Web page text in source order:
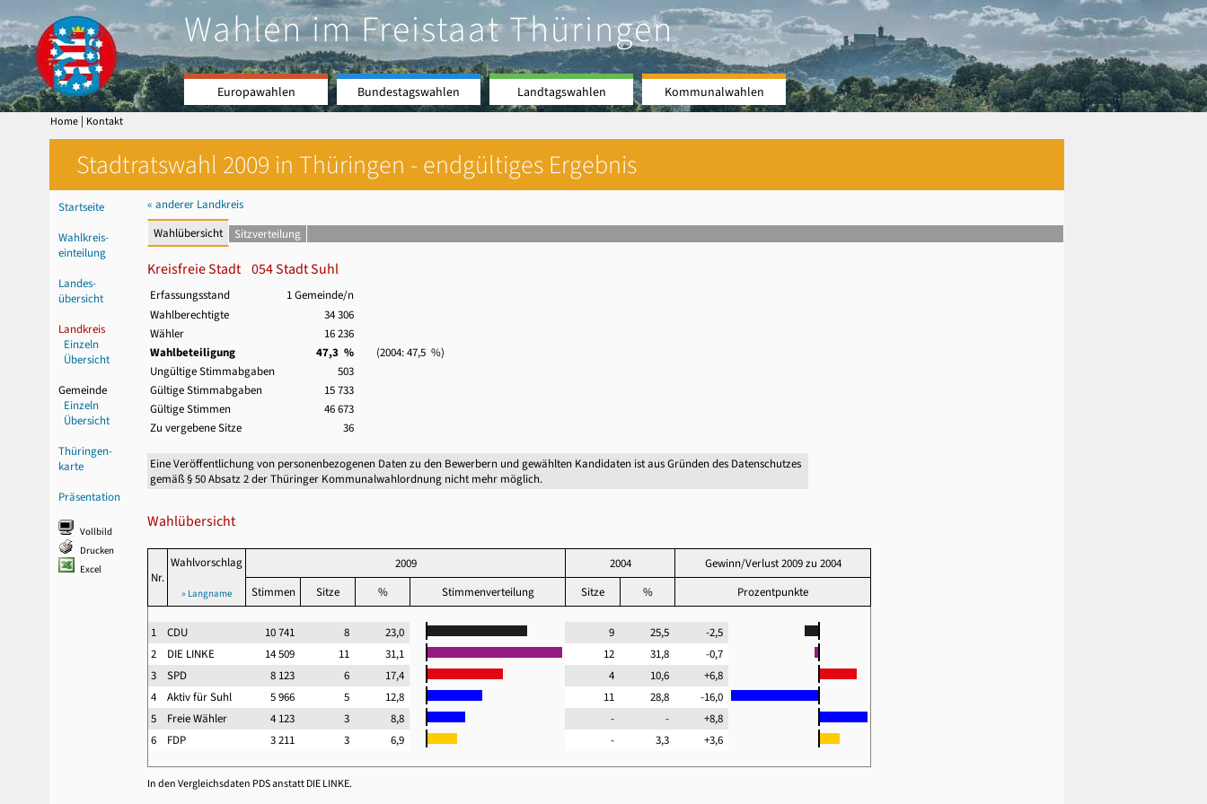
Wahlen im Freistaat Thüringen
Europawahlen Bundestagswahlen Landtagswahlen Kommunalwahlen
Home | Kontakt
Stadtratswahl 2009 in Thüringen - endgültiges Ergebnis
Startseite
Wahlkreis-
einteilung
Landes-
übersicht
Landkreis
Einzeln
Übersicht
Gemeinde
Einzeln
Übersicht
Thüringen-
karte
Präsentation
Vollbild
Drucken
Excel
« anderer Landkreis
Wahlübersicht
Sitzverteilung
Kreisfreie Stadt 054 Stadt Suhl
Erfassungsstand
1 Gemeinde/n
Wahlberechtigte
34 306
Wähler
16 236
Wahlbeteiligung
47,3 %
(2004: 47,5 %)
Ungültige Stimmabgaben
503
Gültige Stimmabgaben
15 733
Gültige Stimmen
46 673
Zu vergebene Sitze
36
Eine Veröffentlichung von personenbezogenen Daten zu den Bewerbern und gewählten Kandidaten ist aus Gründen des Datenschutzes
gemäß § 50 Absatz 2 der Thüringer Kommunalwahlordnung nicht mehr möglich.
Wahlübersicht
Nr.
Wahlvorschlag
» Langname
2009 2004
Gewinn/Verlust 2009 zu 2004
Stimmen
Sitze % Stimmenverteilung Sitze % Prozentpunkte
1 CDU 10 741 8 23,0 9 25,5
-2,5
2 DIE LINKE 14 509 11 31,1 12 31,8
-0,7
3 SPD 8 123 6 17,4 4 10,6
+6,8
4 Aktiv für Suhl 5 966 5 12,8 11 28,8
-16,0
5 Freie Wähler 4 123 3 8,8 - -
+8,8
6 FDP 3 211 3 6,9 - 3,3 +3,6
In den Vergleichsdaten PDS anstatt DIE LINKE.